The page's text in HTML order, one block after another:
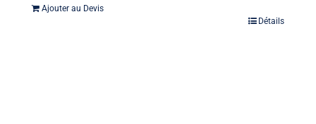
Ajouter au Devis
Détails